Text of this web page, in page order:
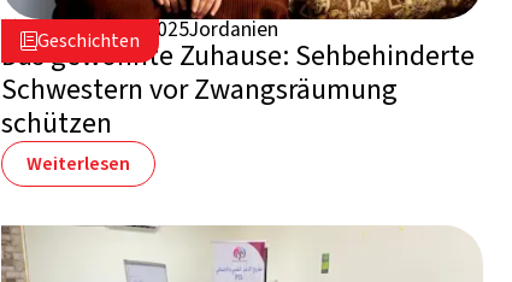
Geschichten
15. Dezember 2025Jordanien
Das gewohnte Zuhause: Sehbehinderte
Schwestern vor Zwangsräumung
schützen
Weiterlesen